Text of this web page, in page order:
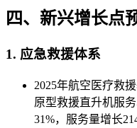
四、新兴增长点
1. ‌应急救援体系‌
2025年航空医疗救
原型救援直升机服
31%‌，服务量增长